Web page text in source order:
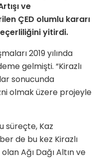
ve
ÇED olumlu kararı
yitirdi.
2019 yılında
gelmişti. “Kirazlı
sonucunda
olmak üzere projeyle
süreçte, Kaz
de bu kez Kirazlı
Ağı Dağı Altın ve